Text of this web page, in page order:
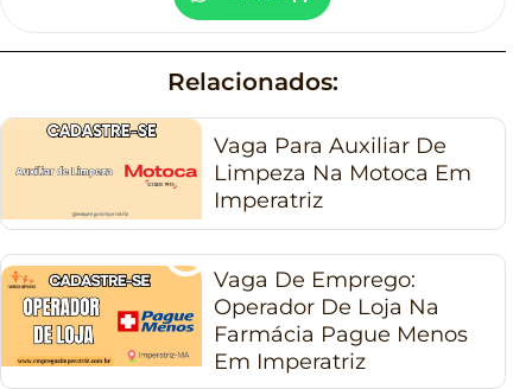
Relacionados:
Vaga Para Auxiliar De
Limpeza Na Motoca Em
Imperatriz
Vaga De Emprego:
Operador De Loja Na
Farmácia Pague Menos
Em Imperatriz